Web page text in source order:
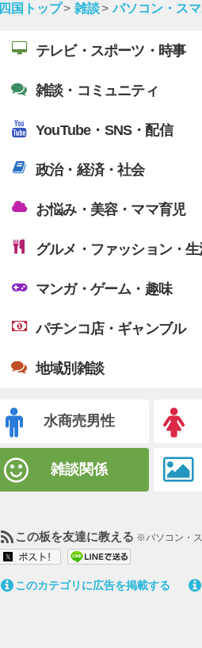
四国トップ 雑談 パソコン・ス
テレビ・スポーツ・時事
雑談・コミュニティ
YouTube・SNS・配信
政治・経済・社会
お悩み・美容・ママ育児
グルメ・ファッション・生
マンガ・ゲーム・趣味
パチンコ店・ギャンブル
地域別雑談
水商売男性
雑談関係
この板を友達に教える ※パソコン・
このカテゴリに広告を掲載する